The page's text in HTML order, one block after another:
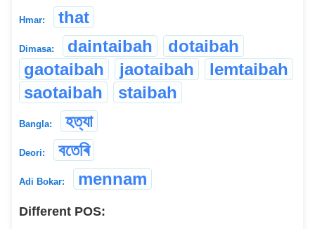
Hmar: that
Dimasa: daintaibah
dotaibah
gaotaibah
jaotaibah
lemtaibah
saotaibah
staibah
Bangla: হত্যা
Deori: বতেৰি
Adi Bokar: mennam
Different POS: